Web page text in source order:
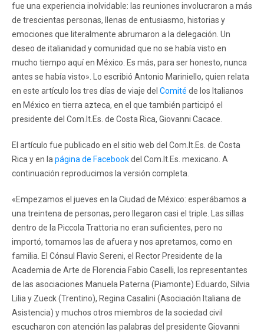
fue una experiencia inolvidable: las reuniones involucraron a más
de trescientas personas, llenas de entusiasmo, historias y
emociones que literalmente abrumaron a la delegación. Un
deseo de italianidad y comunidad que no se había visto en
mucho tiempo aquí en México. Es más, para ser honesto, nunca
antes se había visto». Lo escribió Antonio Mariniello, quien relata
en este artículo los tres días de viaje del Comité de los Italianos
en México en tierra azteca, en el que también participó el
presidente del Com.It.Es. de Costa Rica, Giovanni Cacace.
El artículo fue publicado en el sitio web del Com.It.Es. de Costa
Rica y en la página de Facebookdel Com.It.Es. mexicano. A
continuación reproducimos la versión completa.
«Empezamos el jueves en la Ciudad de México: esperábamos a
una treintena de personas, pero llegaron casi el triple. Las sillas
dentro de la Piccola Trattoria no eran suficientes, pero no
importó, tomamos las de afuera y nos apretamos, como en
familia. El Cónsul Flavio Sereni, el Rector Presidente de la
Academia de Arte de Florencia Fabio Caselli, los representantes
de las asociaciones Manuela Paterna (Piamonte) Eduardo, Silvia
Lilia y Zueck (Trentino), Regina Casalini (Asociación Italiana de
Asistencia) y muchos otros miembros de la sociedad civil
escucharon con atención las palabras del presidente Giovanni